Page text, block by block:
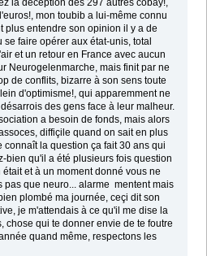
la déception des 297 autres cobay!,
mon toubib a lui-même connu
plus entendre son opinion il y a de
faire opérer aux état-unis, total
et un retour en France avec aucun
Neurogelenmarche, mais finit par ne
de conflits, bizarre à son sens toute
d'optimisme!, qui apparemment ne
des gens face à leur malheur.
a besoin de fonds, mais alors
diffiçile quand on sait en plus
la question ça fait 30 ans qui
bien qu'il a été plusieurs fois question
et à un moment donné vous ne
pas que neuro... alarme mentent mais
plombé ma journée, ceçi dit son
je m'attendais à ce qu'il me dise la
chose qui te donner envie de te foutre
quand même, respectons les